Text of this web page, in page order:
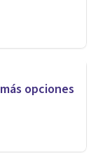
opciones